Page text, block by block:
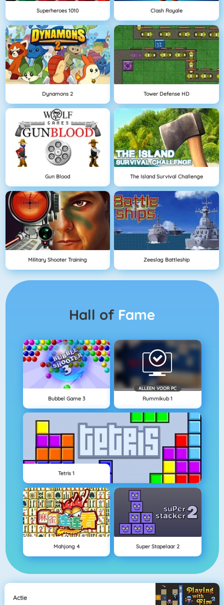
Superheroes 1010 Clash Royale
Dynamons 2 Tower Defense HD
Gun Blood The Island Survival Challenge
Military Shooter Training Zeeslag Battleship
Hall of Fame
Bubbel Game 3
ALLEEN VOOR PC
Rummikub 1
Tetris 1
Mahjong 4 Super Stapelaar 2
Actie